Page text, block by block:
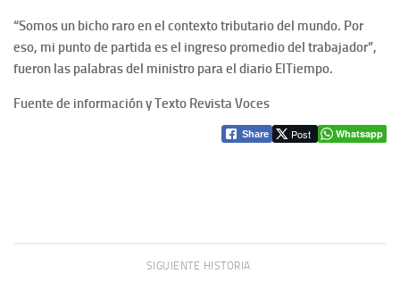
“Somos un bicho raro en el contexto tributario del mundo. Por
eso, mi punto de partida es el ingreso promedio del trabajador”,
fueron las palabras del ministro para el diario ElTiempo.
Fuente de información y Texto Revista Voces
Share Post Whatsapp
SIGUIENTE HISTORIA